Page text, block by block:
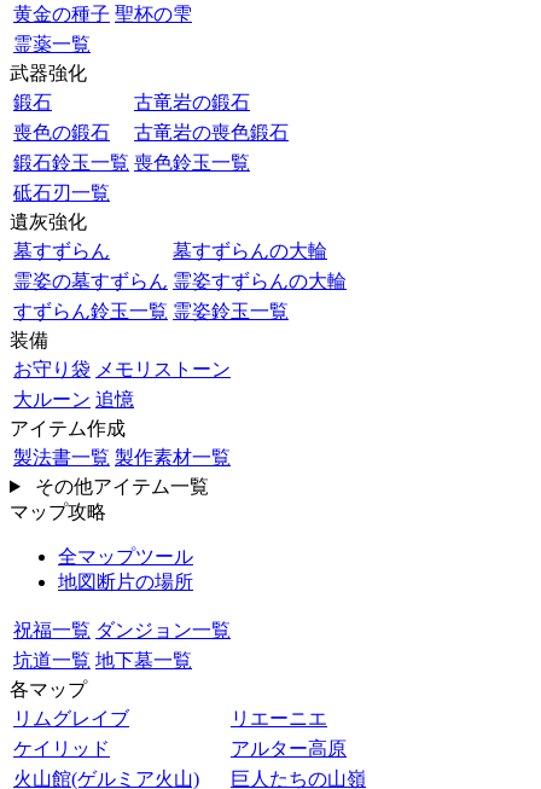
黄金の種子 聖杯の雫
霊薬一覧
武器強化
鍛石
古竜岩の鍛石
喪色の鍛石
古竜岩の喪色鍛石
鍛石鈴玉一覧 喪色鈴玉一覧
砥石刃一覧
遺灰強化
墓すずらん
墓すずらんの大輪
霊姿の墓すずらん 霊姿すずらんの大輪
すずらん鈴玉一覧 霊姿鈴玉一覧
装備
お守り袋 メモリストーン
大ルーン 追憶
アイテム作成
製法書一覧 製作素材一覧
その他アイテム一覧
マップ攻略
全マップツール
地図断片の場所
祝福一覧 ダンジョン一覧
坑道一覧 地下墓一覧
各マップ
リムグレイブ
リエーニエ
ケイリッド
アルター高原
火山館(ゲルミア火山)
巨人たちの山嶺